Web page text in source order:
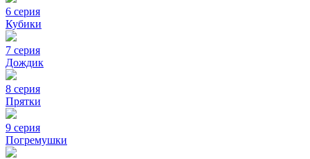
6 серия
Кубики
7 серия
Дождик
8 серия
Прятки
9 серия
Погремушки